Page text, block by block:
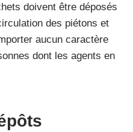
doivent être déposés
des piétons et
aucun caractère
dont les agents en